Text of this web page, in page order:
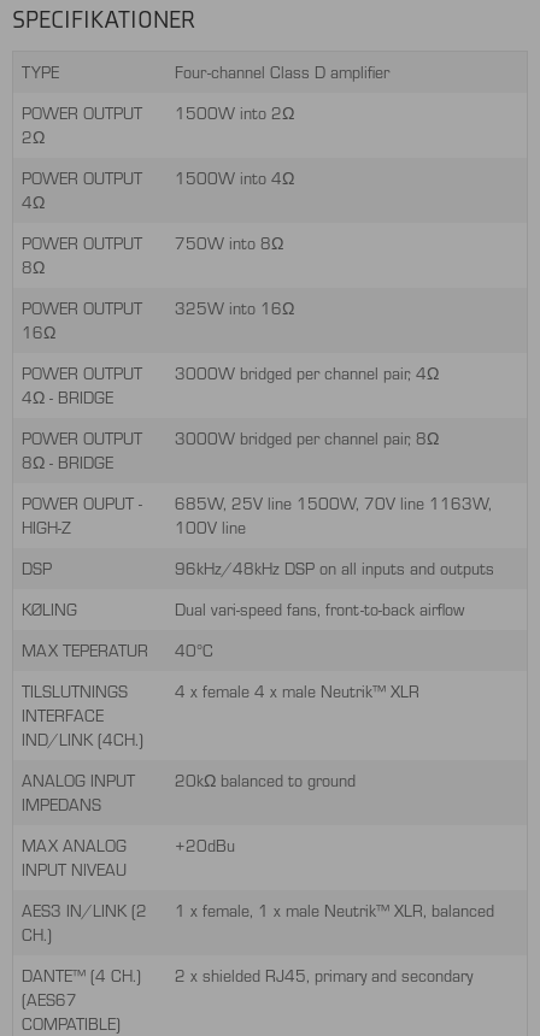
SPECIFIKATIONER
TYPE
Four-channel Class D amplifier
POWER OUTPUT
2Ω
1500W into 2Ω
POWER OUTPUT
4Ω
1500W into 4Ω
POWER OUTPUT
8Ω
750W into 8Ω
POWER OUTPUT
16Ω
325W into 16Ω
POWER OUTPUT
4Ω - BRIDGE
3000W bridged per channel pair, 4Ω
POWER OUTPUT
8Ω - BRIDGE
3000W bridged per channel pair, 8Ω
POWER OUPUT -
HIGH-Z
685W, 25V line 1500W, 70V line 1163W,
100V line
DSP
96kHz/48kHz DSP on all inputs and outputs
KØLING
Dual vari-speed fans, front-to-back airflow
MAX TEPERATUR
40°C
TILSLUTNINGS
INTERFACE
IND/LINK (4CH.)
4 x female 4 x male Neutrik™ XLR
ANALOG INPUT
IMPEDANS
20kΩ balanced to ground
MAX ANALOG
INPUT NIVEAU
+20dBu
AES3 IN/LINK (2
CH.)
1 x female, 1 x male Neutrik™ XLR, balanced
DANTE™ (4 CH.)
(AES67
COMPATIBLE)
2 x shielded RJ45, primary and secondary